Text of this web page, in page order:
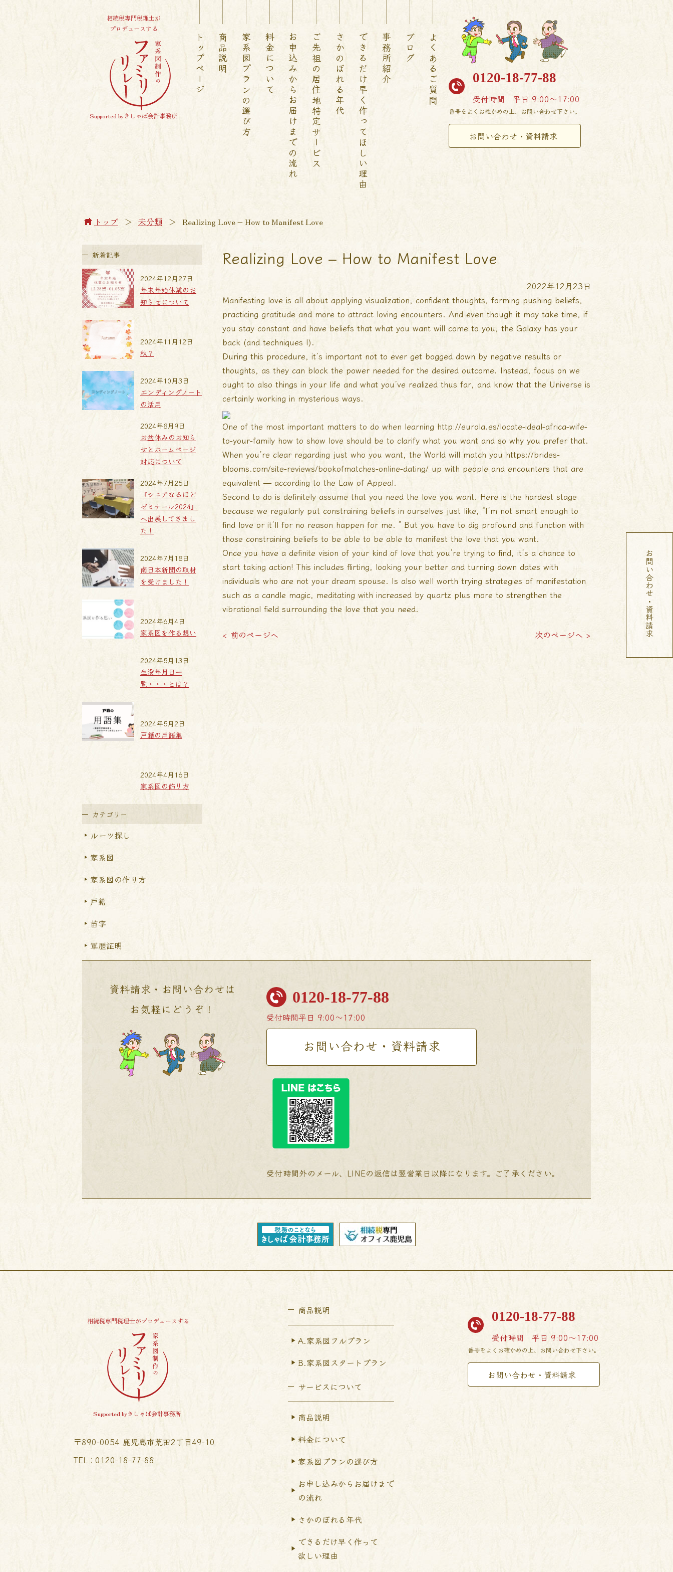
相続税専門税理士が
プロデュースする
Supported byきしゃば会計事務所
トップページ 商品説明 家系図プランの選び方 料金について お申込みからお届けまでの流れご先祖の居住地特定サービスさかのぼれる年代できるだけ早く作ってほしい理由 事務所紹介 ブログ よくあるご質問 0120-18-77-88
受付時間 平日 9:00〜17:00
番号をよくお確かめの上、お問い合わせ下さい。
お問い合わせ・資料請求
トップ ＞ 未分類 ＞ Realizing Love – How to Manifest Love
新着記事
年末年始休業のお
知らせについて
2024年12月27日
秋？
2024年11月12日
エンディングノート
の活用
2024年10月3日
お盆休みのお知ら
せとホームページ
対応について
2024年8月9日
『シニアなるほど
ゼミナール2024』
へ出展してきまし
た！
2024年7月25日
南日本新聞の取材
を受けました！
2024年7月18日
家系図を作る想い
2024年6月4日
生没年月日一
覧・・・とは？
2024年5月13日
戸籍の用語集
2024年5月2日
家系図の飾り方
2024年4月16日
カテゴリー
ルーツ探し
家系図
家系図の作り方
戸籍
苗字
軍歴証明
Realizing Love – How to Manifest Love
2022年12月23日
Manifesting love is all about applying visualization, confident thoughts, forming pushing beliefs,
practicing gratitude and more to attract loving encounters. And even though it may take time, if
you stay constant and have beliefs that what you want will come to you, the Galaxy has your
back (and techniques I).
During this procedure, it’s important not to ever get bogged down by negative results or
thoughts, as they can block the power needed for the desired outcome. Instead, focus on we
ought to also things in your life and what you’ve realized thus far, and know that the Universe is
certainly working in mysterious ways.
One of the most important matters to do when learning http://eurola.es/locate-ideal-africa-wife-
to-your-family how to show love should be to clarify what you want and so why you prefer that.
When you’re clear regarding just who you want, the World will match you https://brides-
blooms.com/site-reviews/bookofmatches-online-dating/ up with people and encounters that are
equivalent — according to the Law of Appeal.
Second to do is definitely assume that you need the love you want. Here is the hardest stage
because we regularly put constraining beliefs in ourselves just like, “I’m not smart enough to
find love or it’ll for no reason happen for me. ” But you have to dig profound and function with
those constraining beliefs to be able to be able to manifest the love that you want.
Once you have a definite vision of your kind of love that you’re trying to find, it’s a chance to
start taking action! This includes flirting, looking your better and turning down dates with
individuals who are not your dream spouse. Is also well worth trying strategies of manifestation
such as a candle magic, meditating with increased by quartz plus more to strengthen the
vibrational field surrounding the love that you need.
< 前のページへ 次のページへ >
資料請求・お問い合わせは
お気軽にどうぞ！
0120-18-77-88
受付時間平日 9:00〜17:00
お問い合わせ・資料請求
受付時間外のメール、LINEの返信は翌営業日以降になります。ご了承ください。
お問い合わせ・資料請求
相続税専門税理士がプロデュースする
Supported byきしゃば会計事務所
〒890-0054 鹿児島市荒田2丁目49-10
TEL︰0120-18-77-88
商品説明
A.家系図フルプラン
B.家系図スタートプラン
サービスについて
商品説明
料金について
家系図プランの選び方
お申し込みからお届けまで
の流れ
さかのぼれる年代
できるだけ早く作って
欲しい理由
0120-18-77-88
受付時間 平日 9:00〜17:00
番号をよくお確かめの上、お問い合わせ下さい。
お問い合わせ・資料請求